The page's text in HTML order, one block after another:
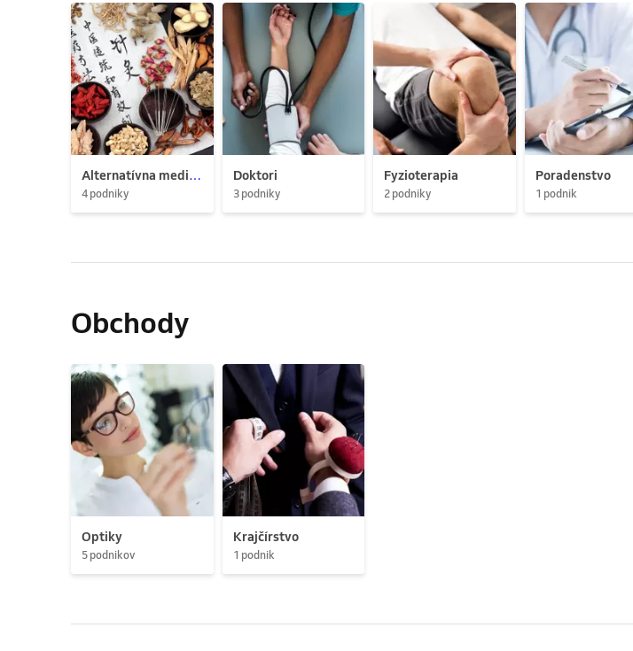
Alternatívna medicína
4 podniky
Doktori
3 podniky
Fyzioterapia
2 podniky
Poradenstvo
1 podnik
Obchody
Optiky
5 podnikov
Krajčírstvo
1 podnik